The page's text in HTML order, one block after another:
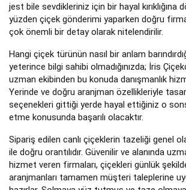
jest bile sevdikleriniz için bir hayal kırıklığına
yüzden çiçek gönderimi yaparken doğru
çok önemli bir detay olarak nitelendirilir.
Hangi çiçek türünün nasıl bir anlam
yeterince bilgi sahibi olmadığınızda; İris
uzman ekibinden bu konuda danışmanlık
Yerinde ve doğru aranjman özellikleriyle
seçenekleri gittiği yerde hayal ettiğiniz o
etme konusunda başarılı olacaktır.
Sipariş edilen canlı çiçeklerin tazeliği genel
ile doğru orantılıdır. Güvenilir ve alanında
hizmet veren firmaları, çiçekleri günlük
aranjmanları tamamen müşteri taleplerine